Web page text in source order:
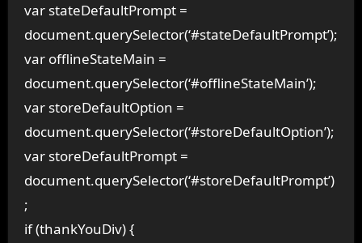
var stateDefaultPrompt =
document.querySelector(‘#stateDefaultPrompt’);
var offlineStateMain =
document.querySelector(‘#offlineStateMain’);
var storeDefaultOption =
document.querySelector(‘#storeDefaultOption’);
var storeDefaultPrompt =
document.querySelector(‘#storeDefaultPrompt’)
;
if (thankYouDiv) {